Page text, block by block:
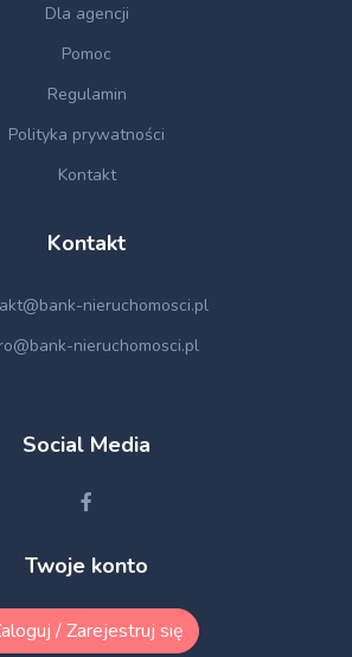
Dla agencji
Pomoc
Regulamin
Polityka prywatności
Kontakt
Kontakt
nieruchomosci.pl
nieruchomosci.pl
Social Media
Twoje konto
/ Zarejestruj się